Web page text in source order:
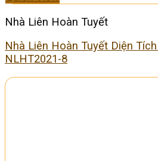
Nhà Liên Hoàn Tuyết
Nhà Liên Hoàn Tuyết Diện
NLHT2021-8